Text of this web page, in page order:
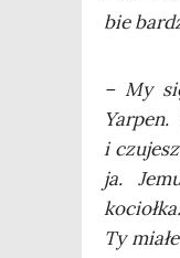
bie
– My
i
ja.
Ty